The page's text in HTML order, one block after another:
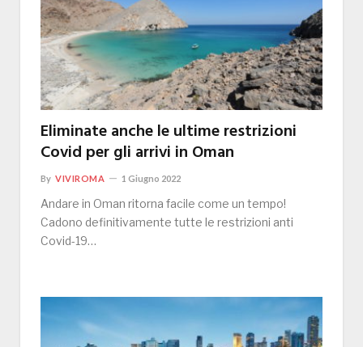
Eliminate anche le ultime restrizioni
Covid per gli arrivi in Oman
By VIVIROMA 1 Giugno 2022
Andare in Oman ritorna facile come un tempo!
Cadono definitivamente tutte le restrizioni anti
Covid-19…